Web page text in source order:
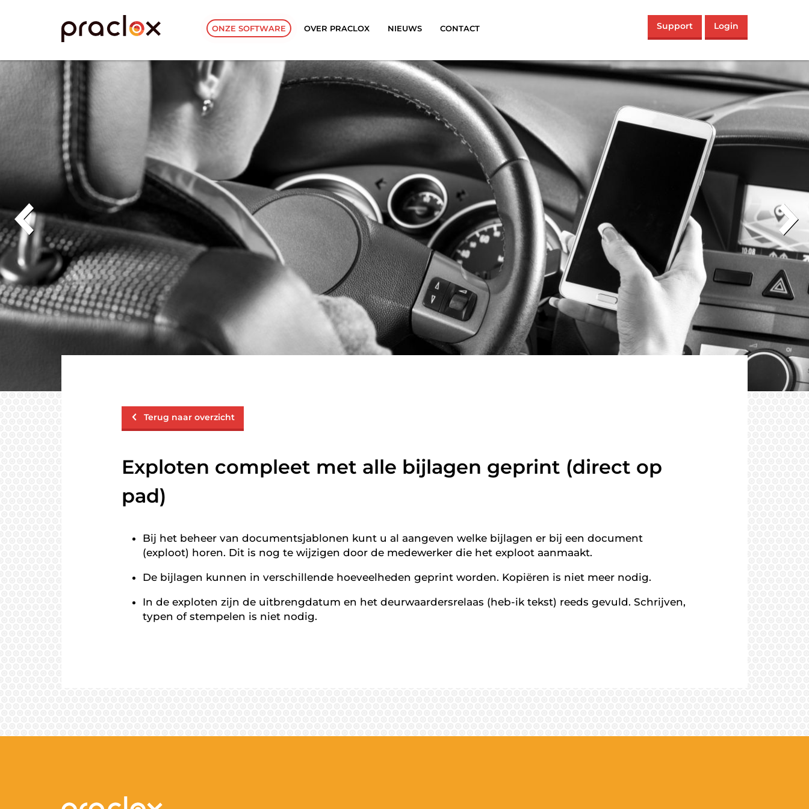
Support Login
ONZE SOFTWARE OVER PRACLOX NIEUWS CONTACT
Terug naar overzicht
Exploten compleet met alle bijlagen geprint (direct op
pad)
Bij het beheer van documentsjablonen kunt u al aangeven welke bijlagen er bij een document
(exploot) horen. Dit is nog te wijzigen door de medewerker die het exploot aanmaakt.
De bijlagen kunnen in verschillende hoeveelheden geprint worden. Kopiëren is niet meer nodig.
In de exploten zijn de uitbrengdatum en het deurwaardersrelaas (heb-ik tekst) reeds gevuld. Schrijven,
typen of stempelen is niet nodig.